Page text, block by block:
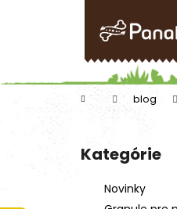
Domov blog
Preskočiť
kategórie
Kategórie
Novinky
k
obchodu
obchodu